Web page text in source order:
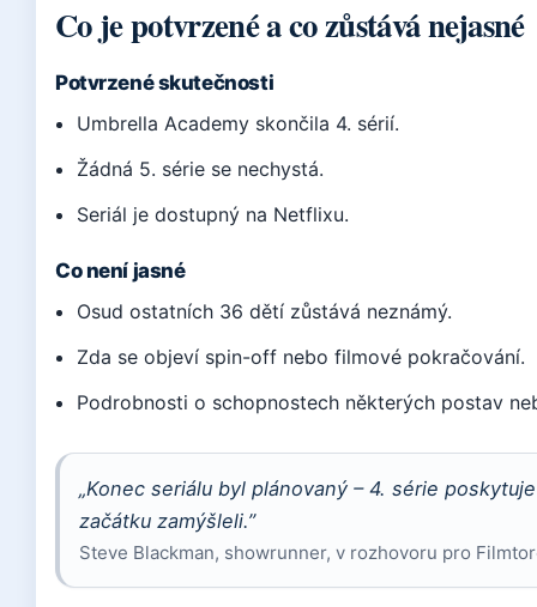
Co je potvrzené a co zůstává nejasné
Potvrzené skutečnosti
Umbrella Academy skončila 4. sérií.
Žádná 5. série se nechystá.
Seriál je dostupný na Netflixu.
Co není jasné
Osud ostatních 36 dětí zůstává neznámý.
Zda se objeví spin-off nebo filmové pokračování.
Podrobnosti o schopnostech některých postav
„Konec seriálu byl plánovaný – 4. série
začátku zamýšleli.”
Steve Blackman, showrunner, v rozhovoru pro